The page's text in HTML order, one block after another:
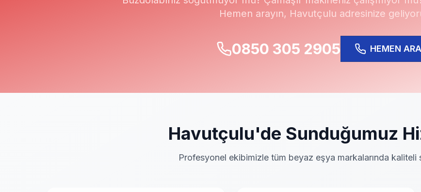
Hemen arayın, Havutçulu adresinize
0850 305 2905 HEMEN ARA
Havutçulu'de Sunduğumuz
Profesyonel ekibimizle tüm beyaz eşya markalarında kaliteli